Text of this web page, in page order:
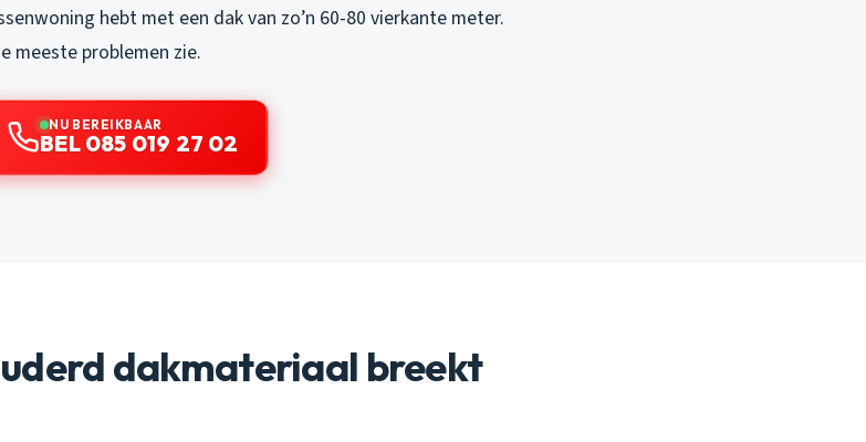
hebt met een dak van zo’n 60-80 vierkante meter.
meeste problemen zie.
NU BEREIKBAAR
BEL 085 019 27 02
dakmateriaal breekt